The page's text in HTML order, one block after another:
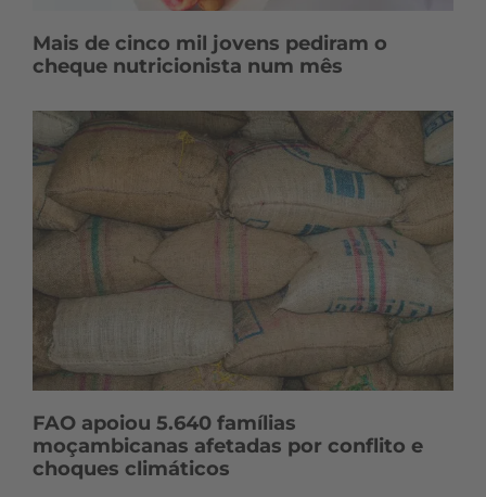
Mais de cinco mil jovens pediram o
cheque nutricionista num mês
FAO apoiou 5.640 famílias
moçambicanas afetadas por conflito e
choques climáticos